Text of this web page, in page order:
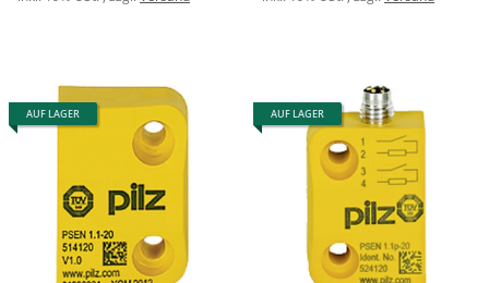
AUF LAGER AUF LAGER